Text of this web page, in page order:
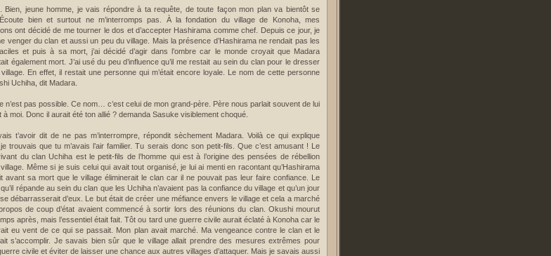
Bien, jeune homme, je vais répondre à ta requête, de toute façon mon plan va bientôt se
bien et surtout ne m’interromps pas. À la fondation du village de Konoha, mes
ont décidé de me tourner le dos et d’accepter Hashirama comme chef. Depuis ce jour, je
venger du clan et aussi un peu du village. Mais la présence d’Hashirama ne rendait pas les
et puis à sa mort, j’ai décidé d’agir dans l’ombre car le monde croyait que Madara
également mort. J’ai usé du peu d’influence qu’il me restait au sein du clan pour le dresser
En effet, il restait une personne qui m’était encore loyale. Le nom de cette personne
Uchiha, dit Madara.
n’est pas possible. Ce nom… c’est celui de mon grand-père. Père nous parlait souvent de lui
à moi. Donc il aurait été ton allié ? demanda Sasuke visiblement choqué.
t’avoir dit de ne pas m’interrompre, répondit sèchement Madara. Voilà ce qui explique
trouvais que tu m’avais l’air familier. Tu serais donc son petit-fils. Que c’est amusant ! Le
du clan Uchiha est le petit-fils de l’homme qui est à l’origine des pensées de rébellion
Même si je suis celui qui avait tout organisé, je lui ai menti en racontant qu’Hashirama
avant sa mort que le village éliminerait le clan car il ne pouvait pas leur faire confiance. Le
répande au sein du clan que les Uchiha n’avaient pas la confiance du village et qu’un jour
débarrasserait d’eux. Le but était de créer une méfiance envers le village et cela a marché
de coup d’état avaient commencé à sortir lors des réunions du clan. Okushi mourut
après, mais l’essentiel était fait. Tôt ou tard une guerre civile aurait éclaté à Konoha car le
eu vent de ce qui se passait. Mon plan avait marché. Ma vengeance contre le clan et le
s’accomplir. Je savais bien sûr que le village allait prendre des mesures extrêmes pour
civile et éviter de laisser une chance aux autres villages d’attaquer. Mais je savais aussi